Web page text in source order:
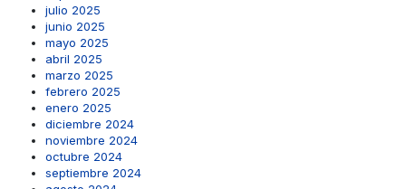
julio 2025
junio 2025
mayo 2025
abril 2025
marzo 2025
febrero 2025
enero 2025
diciembre 2024
noviembre 2024
octubre 2024
septiembre 2024